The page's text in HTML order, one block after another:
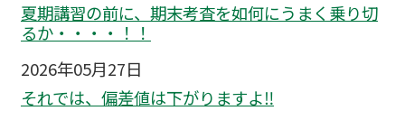
夏期講習の前に、期末考査を如何にうまく乗り切
るか・・・・！！
2026年05月27日
それでは、偏差値は下がりますよ‼